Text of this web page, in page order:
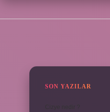
SON YAZILAR